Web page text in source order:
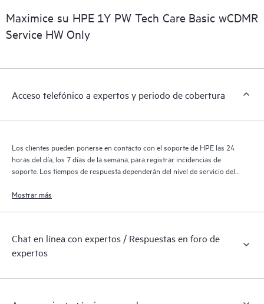
digital personalizada y mejorada que ofrece datos procesables
sobre los productos, casos de servicio y contratos de soporte
de HPE cubiertos por el servicio HPE Tech Care. Los clientes
distintos productos instalados en sus entornos y cómo
permiten a los clientes realizar determinadas actividades sin
proporcionan, además, un portal de recursos de conocimiento
los recursos de HPE, que impulsan la excelencia de las
operaciones y optimizan el rendimiento, del extremo a la nube.
Maximice su HPE 1Y PW Tech Care Basic wCDMR
Service HW Only
Acceso telefónico a expertos y periodo de cobertura
Los clientes pueden ponerse en contacto con el soporte de HPE las 24
horas del día, los 7 días de la semana, para registrar incidencias de
soporte. Los tiempos de respuesta dependerán del nivel de servicio del
Mostrar más
Chat en línea con expertos / Respuestas en foro de
expertos